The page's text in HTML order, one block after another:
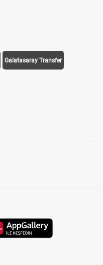
Galatasaray Transfer